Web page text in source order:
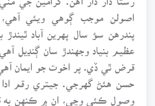
اصولن موجب ڳوهي ويئي
پندرهن سؤ سال پهرين آباد
عظيم بنياد وجهندڙ سان ڳنڍيل
قرض ٿي ڏي. پر اخوت جو ايمان
حسن هئڻ گهرجي. جيتري رقم
وصول ڪئي وڃي، ان ۾ ڪنهن به